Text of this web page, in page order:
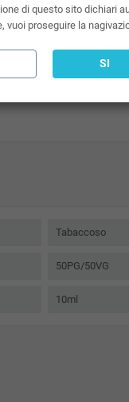
già compresa nel prezzo
Tabaccoso
50PG/50VG
10ml
di questo sito dichiari
vuoi proseguire la
SI